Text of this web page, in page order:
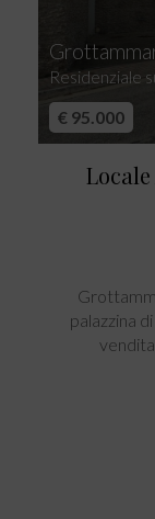
Residenziale
€ 95.000
palazzina
vendita